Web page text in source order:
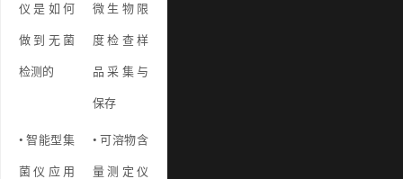
仪是如何
做到无菌
检测的
微生物限
度检查样
品采集与
保存
• 智能型集
菌仪应用
• 可溶物含
量测定仪